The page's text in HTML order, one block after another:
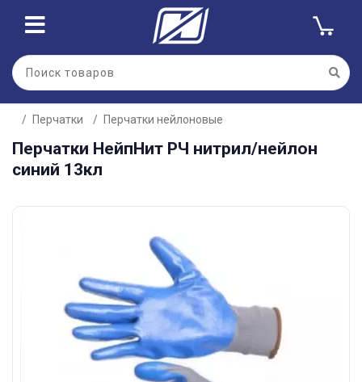
Перчатки Перчатки нейлоновые
Перчатки НейпНит РЧ нитрил/нейлон
синий 13кл